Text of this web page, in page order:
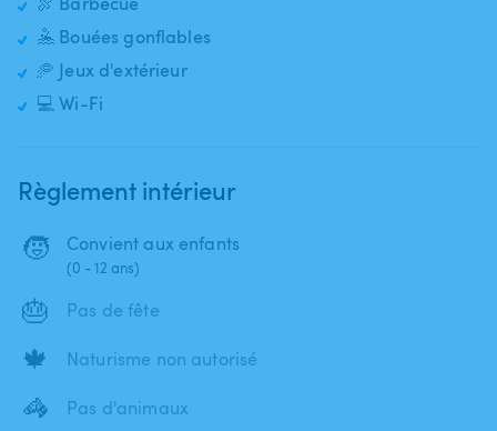
🤽 Bouées gonflables
🥏 Jeux d'extérieur
💻 Wi-Fi
Règlement intérieur
🧒 Convient aux enfants
(0 - 12 ans)
🎂 Pas de fête
🍁 Naturisme non autorisé
🦓 Pas d'animaux